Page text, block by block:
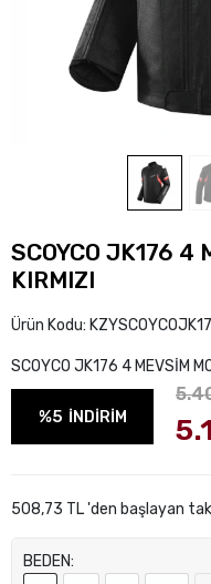
SCOYCO JK176 4
KIRMIZI
Ürün Kodu:
SCOYCO JK176 4 MEVSİM
%5 İNDİRİM
508,73 TL 'den başlayan
BEDEN: